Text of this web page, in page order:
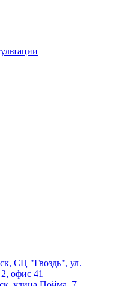
СЦ "Гвоздь", ул.
офис 41